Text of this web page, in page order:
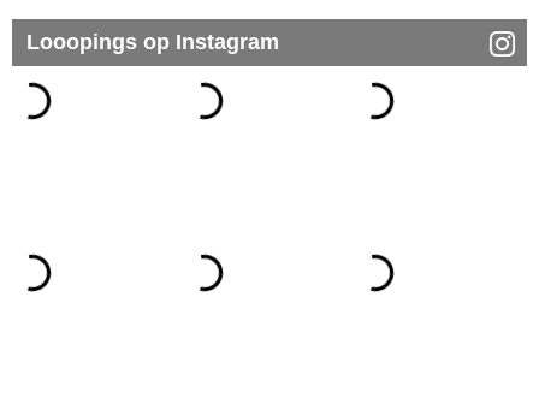
Looopings op Instagram